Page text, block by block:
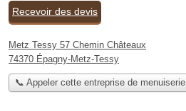
Recevoir des devis
Metz Tessy 57 Chemin Châteaux
74370 Épagny-Metz-Tessy
📞 Appeler cette entreprise de menuiserie